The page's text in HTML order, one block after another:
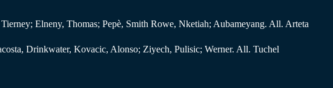
Elneny, Thomas; Pepè, Smith Rowe, Nketiah; Aubameyang. All. Arteta
Drinkwater, Kovacic, Alonso; Ziyech, Pulisic; Werner. All. Tuchel